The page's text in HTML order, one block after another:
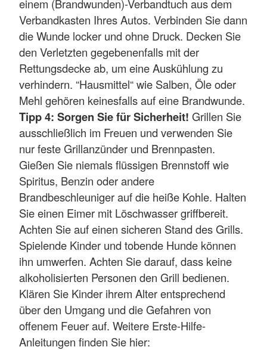
einem (Brandwunden)-Verbandtuch aus dem
Verbandkasten Ihres Autos. Verbinden Sie dann
die Wunde locker und ohne Druck. Decken Sie
den Verletzten gegebenenfalls mit der
Rettungsdecke ab, um eine Auskühlung zu
verhindern. “Hausmittel“ wie Salben, Öle oder
Mehl gehören keinesfalls auf eine Brandwunde.
Tipp 4: Sorgen Sie für Sicherheit! Grillen Sie
ausschließlich im Freuen und verwenden Sie
nur feste Grillanzünder und Brennpasten.
Gießen Sie niemals flüssigen Brennstoff wie
Spiritus, Benzin oder andere
Brandbeschleuniger auf die heiße Kohle. Halten
Sie einen Eimer mit Löschwasser griffbereit.
Achten Sie auf einen sicheren Stand des Grills.
Spielende Kinder und tobende Hunde können
ihn umwerfen. Achten Sie darauf, dass keine
alkoholisierten Personen den Grill bedienen.
Klären Sie Kinder ihrem Alter entsprechend
über den Umgang und die Gefahren von
offenem Feuer auf. Weitere Erste-Hilfe-
Anleitungen finden Sie hier: